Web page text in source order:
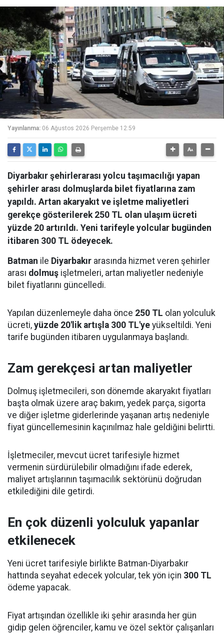
Yayınlanma: 06 Ağustos 2026 Perşembe 12:59
Diyarbakır şehirlerarası yolcu taşımacılığı yapan
şehirler arası dolmuşlarda bilet fiyatlarına zam
yapıldı. Artan akaryakıt ve işletme maliyetleri
gerekçe gösterilerek 250 TL olan ulaşım ücreti
yüzde 20 artırıldı. Yeni tarifeyle yolcular bugünden
itibaren 300 TL ödeyecek.
Batman ile Diyarbakır arasında hizmet veren şehirler
arası dolmuş işletmeleri, artan maliyetler nedeniyle
bilet fiyatlarını güncelledi.
Yapılan düzenlemeyle daha önce 250 TL olan yolculuk
ücreti, yüzde 20'lik artışla 300 TL'ye yükseltildi. Yeni
tarife bugünden itibaren uygulanmaya başlandı.
Zam gerekçesi artan maliyetler
Dolmuş işletmecileri, son dönemde akaryakıt fiyatları
başta olmak üzere araç bakım, yedek parça, sigorta
ve diğer işletme giderlerinde yaşanan artış nedeniyle
fiyat güncellemesinin kaçınılmaz hale geldiğini belirtti.
İşletmeciler, mevcut ücret tarifesiyle hizmet
vermenin sürdürülebilir olmadığını ifade ederek,
maliyet artışlarının taşımacılık sektörünü doğrudan
etkilediğini dile getirdi.
En çok düzenli yolculuk yapanlar
etkilenecek
Yeni ücret tarifesiyle birlikte Batman-Diyarbakır
hattında seyahat edecek yolcular, tek yön için 300 TL
ödeme yapacak.
Fiyat artışından özellikle iki şehir arasında her gün
gidip gelen öğrenciler, kamu ve özel sektör çalışanları